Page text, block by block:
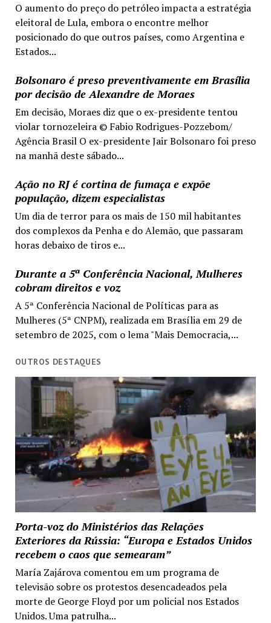
O aumento do preço do petróleo impacta a estratégia
eleitoral de Lula, embora o encontre melhor
posicionado do que outros países, como Argentina e
Estados...
Bolsonaro é preso preventivamente em Brasília
por decisão de Alexandre de Moraes
Em decisão, Moraes diz que o ex-presidente tentou
violar tornozeleira © Fabio Rodrigues-Pozzebom/
Agência Brasil O ex-presidente Jair Bolsonaro foi preso
na manhã deste sábado...
Ação no RJ é cortina de fumaça e expõe
população, dizem especialistas
Um dia de terror para os mais de 150 mil habitantes
dos complexos da Penha e do Alemão, que passaram
horas debaixo de tiros e...
Durante a 5ª Conferência Nacional, Mulheres
cobram direitos e voz
A 5ª Conferência Nacional de Políticas para as
Mulheres (5ª CNPM), realizada em Brasília em 29 de
setembro de 2025, com o lema "Mais Democracia,...
OUTROS DESTAQUES
Porta-voz do Ministérios das Relações
Exteriores da Rússia: “Europa e Estados Unidos
recebem o caos que semearam”
María Zajárova comentou em um programa de
televisão sobre os protestos desencadeados pela
morte de George Floyd por um policial nos Estados
Unidos. Uma patrulha...